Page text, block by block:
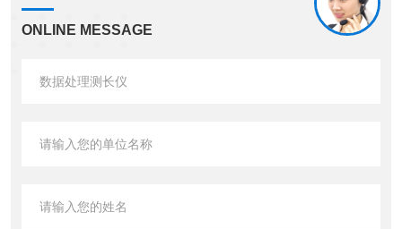
ONLINE MESSAGE